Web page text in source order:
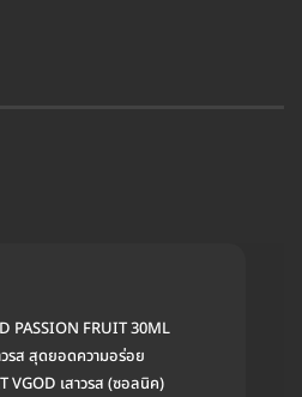
PASSION FRUIT 30ML
รส สุดยอดความอร่อย
VGOD เสาวรส (ซอลนิค)